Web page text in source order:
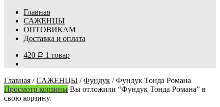
Главная
САЖЕНЦЫ
ОПТОВИКАМ
Доставка и оплата
420 Р 1 товар
Главная /САЖЕНЦЫ /Фундук /Фундук Тонда Романа
Просмотр корзины Вы отложили “Фундук Тонда Романа” в
свою корзину.